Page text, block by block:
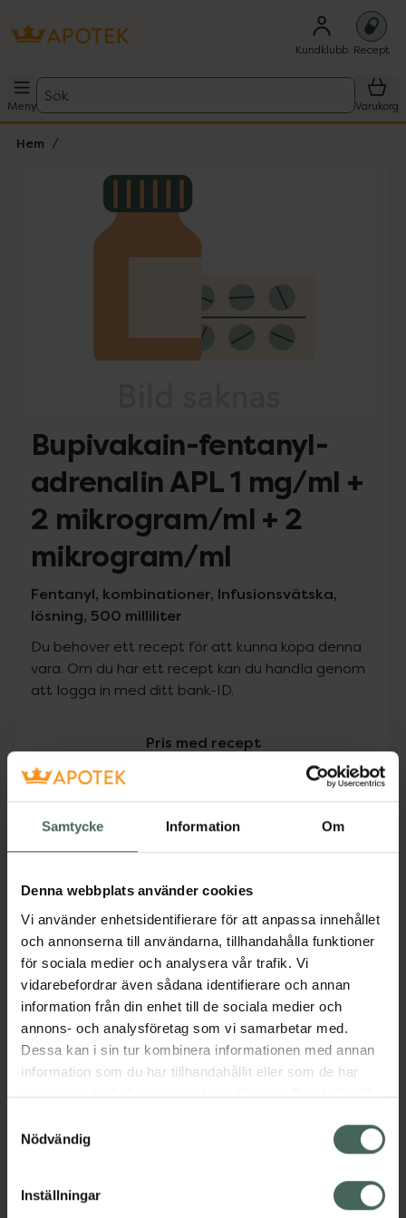
Samtycke Information Om
Denna webbplats använder cookies
Vi använder enhetsidentifierare för att anpassa innehållet
och annonserna till användarna, tillhandahålla funktioner
för sociala medier och analysera vår trafik. Vi
vidarebefordrar även sådana identifierare och annan
information från din enhet till de sociala medier och
annons- och analysföretag som vi samarbetar med.
Dessa kan i sin tur kombinera informationen med annan
information som du har tillhandahållit eller som de har
samlat in när du har använt deras tjänster. Samtycke till
återkalla ditt samtycke via webbplatsens
cookieinställningar. Ett återkallat samtycke påverkar inte
lagligheten av behandling som skett innan återkallelsen.
Nödvändig
Inställningar
Kundklubb Recept
Meny
Sök
Varukorg
Hem
Lista: . Innehåller 1 objekt.
Bupivakain-fentanyl-
adrenalin APL 1 mg/ml +
2 mikrogram/ml + 2
mikrogram/ml
Fentanyl, kombinationer, Infusionsvätska,
lösning, 500 milliliter
Du behöver ett recept för att kunna köpa denna
vara. Om du har ett recept kan du handla genom
att logga in med ditt bank-ID.
Pris med recept
Högkostnadsskyddet gäller inte
917,45 kr
I apotek:917,45 kr
Köp via ditt recept
Aktuella erbjudanden
Beskrivning Dölj
EAN:07313273310749